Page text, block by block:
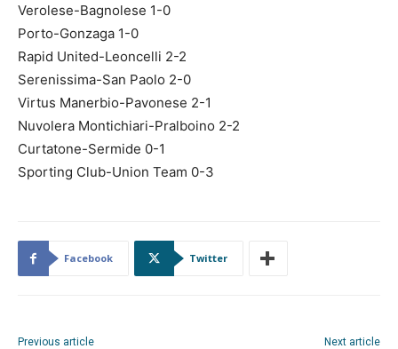
Verolese-Bagnolese 1-0
Porto-Gonzaga 1-0
Rapid United-Leoncelli 2-2
Serenissima-San Paolo 2-0
Virtus Manerbio-Pavonese 2-1
Nuvolera Montichiari-Pralboino 2-2
Curtatone-Sermide 0-1
Sporting Club-Union Team 0-3
Facebook Twitter
Previous article Next article